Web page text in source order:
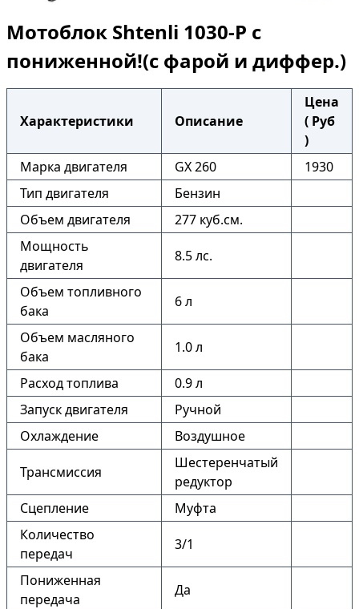
Мотоблок Shtenli 1030-P с
пониженной!(с фарой и диффер.)
Характеристики Описание
Цена
( Руб
)
Марка двигателя
GX 260
1930
Тип двигателя
Бензин
Объем двигателя
277 куб.см.
Мощность
двигателя
8.5 лс.
Объем топливного
бака
6 л
Объем масляного
бака
1.0 л
Расход топлива
0.9 л
Запуск двигателя
Ручной
Охлаждение
Воздушное
Трансмиссия
Шестеренчатый
редуктор
Сцепление
Муфта
Количество
передач
3/1
Пониженная
передача
Да